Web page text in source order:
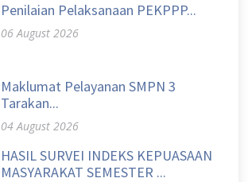
Penilaian Pelaksanaan PEKPPP...
06 August 2026
Maklumat Pelayanan SMPN 3
Tarakan...
04 August 2026
HASIL SURVEI INDEKS KEPUASAAN
MASYARAKAT SEMESTER ...